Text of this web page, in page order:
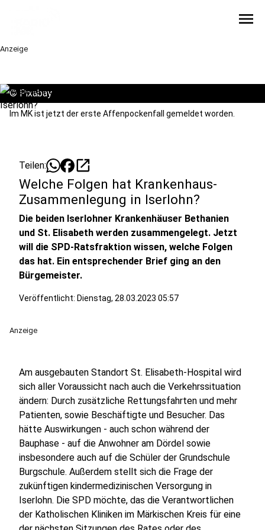
menu
Anzeige
© Pixabay
Im MK ist jetzt der erste Affenpockenfall gemeldet worden.
Teilen: open_in_new
Welche Folgen hat Krankenhaus-
Zusammenlegung in Iserlohn?
Die beiden Iserlohner Krankenhäuser Bethanien
und St. Elisabeth werden zusammengelegt. Jetzt
will die SPD-Ratsfraktion wissen, welche Folgen
das hat. Ein entsprechender Brief ging an den
Bürgemeister.
Veröffentlicht: Dienstag, 28.03.2023 05:57
Anzeige
Am ausgebauten Standort St. Elisabeth-Hospital wird
sich aller Voraussicht nach auch die Verkehrssituation
ändern: Durch zusätzliche Rettungsfahrten und mehr
Patienten, sowie Beschäftigte und Besucher. Das
hätte Auswirkungen - auch schon während der
Bauphase - auf die Anwohner am Dördel sowie
insbesondere auch auf die Schüler der Grundschule
Burgschule. Außerdem stellt sich die Frage der
zukünftigen kindermedizinischen Versorgung in
Iserlohn. Die SPD möchte, das die Verantwortlichen
der Katholischen Kliniken im Märkischen Kreis für eine